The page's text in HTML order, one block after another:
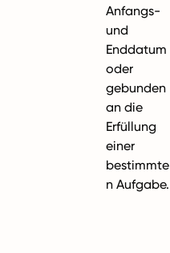
Anfangs-
und
Enddatum
oder
gebunden
an die
Erfüllung
einer
bestimmte
n Aufgabe.